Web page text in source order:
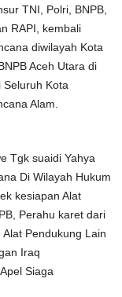
TNI, Polri, BNPB,
RAPI, kembali
diwilayah Kota
Aceh Utara di
Kota
Alam.
Tgk suaidi Yahya
Di Wilayah Hukum
kesiapan Alat
Perahu karet dari
Pendukung Lain
Iraq
Siaga